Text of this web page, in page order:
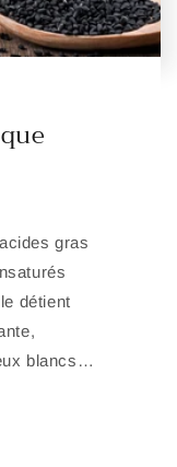
gras
détient
blancs…